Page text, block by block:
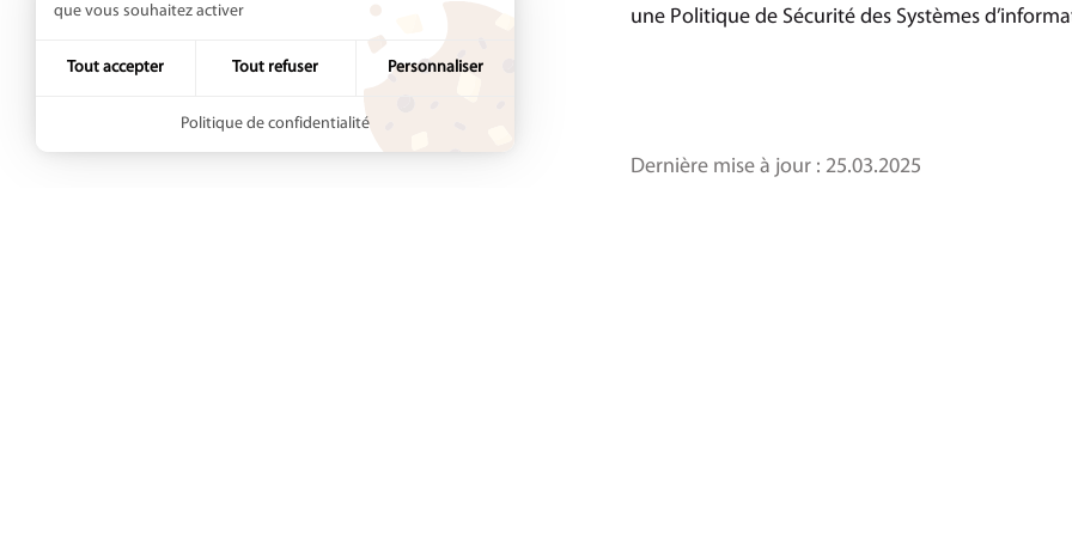
une Politique de Sécurité des Systèmes
Dernière mise à jour : 25.03.2025
que vous souhaitez activer
Tout accepter Tout refuser Personnaliser
Politique de confidentialité